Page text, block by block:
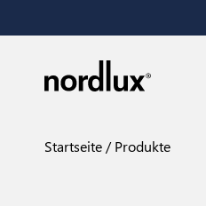
Startseite Produkte